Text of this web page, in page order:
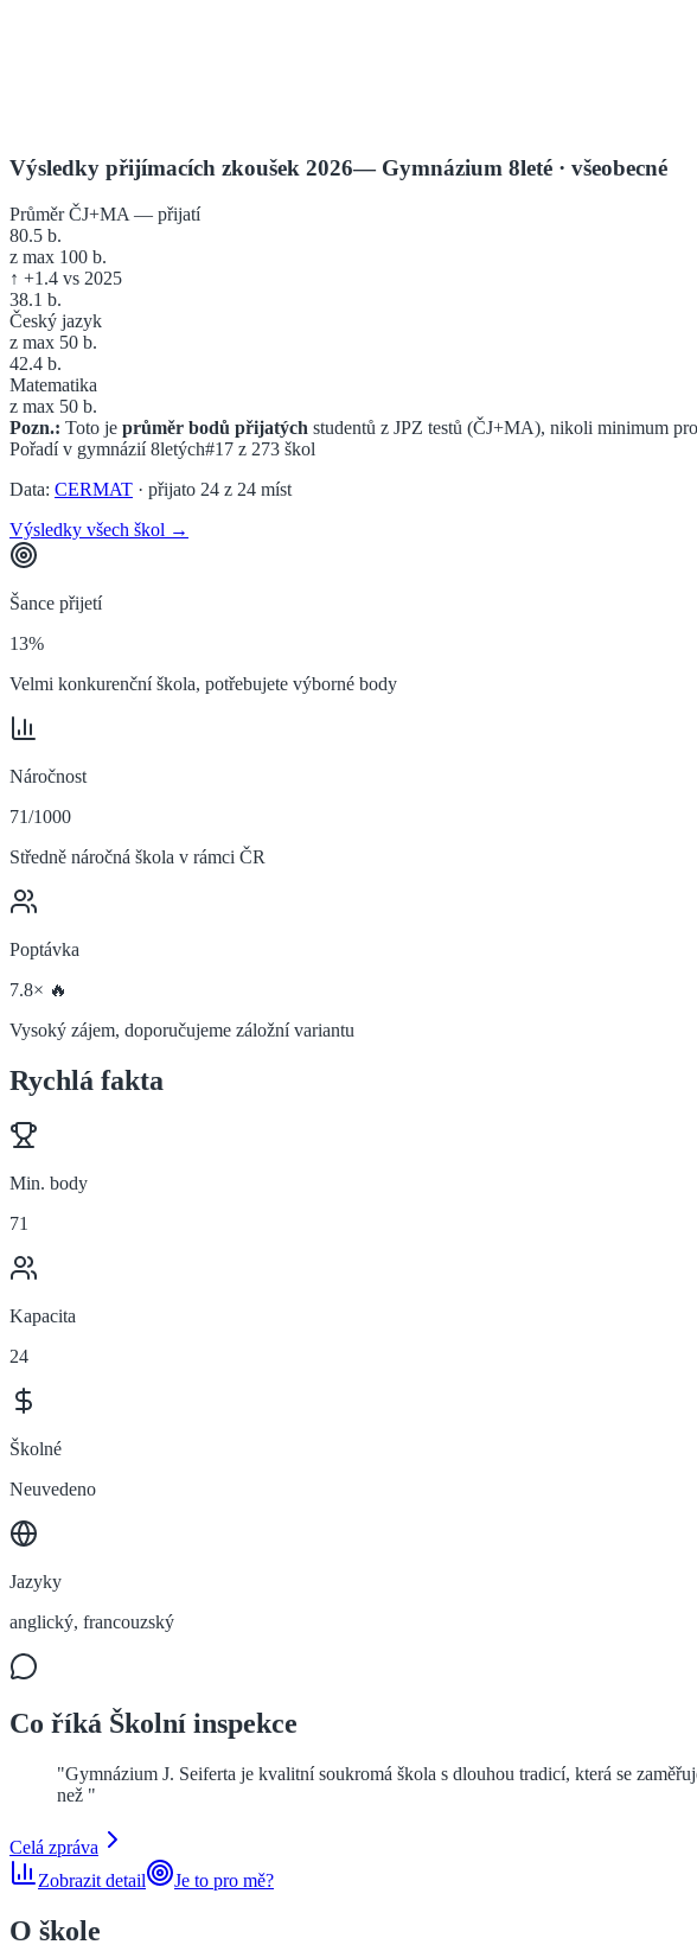
Výsledky přijímacích zkoušek 2026— Gymnázium 8leté · všeobecné
Průměr ČJ+MA — přijatí
80.5 b.
z max 100 b.
↑ +1.4 vs 2025
38.1 b.
Český jazyk
z max 50 b.
42.4 b.
Matematika
z max 50 b.
Pozn.: Toto je průměr bodů přijatých studentů z JPZ testů (ČJ+MA), nikoli minimum
Pořadí v gymnázií 8letých#17 z 273 škol
Data: CERMAT · přijato 24 z 24 míst
Výsledky všech škol →
Šance přijetí
13%
Velmi konkurenční škola, potřebujete výborné body
Náročnost
71/1000
Středně náročná škola v rámci ČR
Poptávka
7.8× 🔥
Vysoký zájem, doporučujeme záložní variantu
Rychlá fakta
Min. body
71
Kapacita
24
Školné
Neuvedeno
Jazyky
anglický, francouzský
Co říká Školní inspekce
"Gymnázium J. Seiferta je kvalitní soukromá škola s dlouhou tradicí, která se
než "
Celá zpráva
Zobrazit detail
Je to pro mě?
O škole